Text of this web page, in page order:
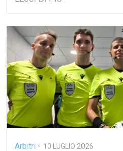
Arbitri - 10 LUGLIO 2026